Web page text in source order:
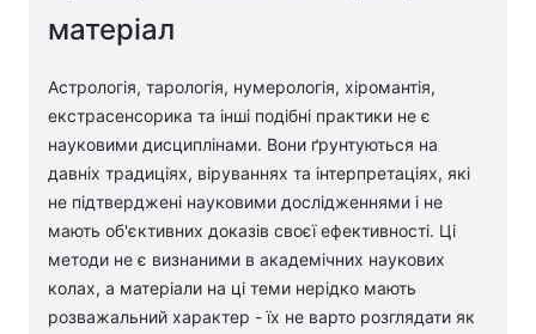
Здоров'я
Екологія Регіони
Лонгріди
Статті
Інтерв'ю Думки
матеріал
Астрологія, тарологія, нумерологія, хіромантія,
екстрасенсорика та інші подібні практики не є
науковими дисциплінами. Вони ґрунтуються на
давніх традиціях, віруваннях та інтерпретаціях, які
не підтверджені науковими дослідженнями і не
мають об'єктивних доказів своєї ефективності. Ці
методи не є визнаними в академічних наукових
колах, а матеріали на ці теми нерідко мають
розважальний характер - їх не варто розглядати як